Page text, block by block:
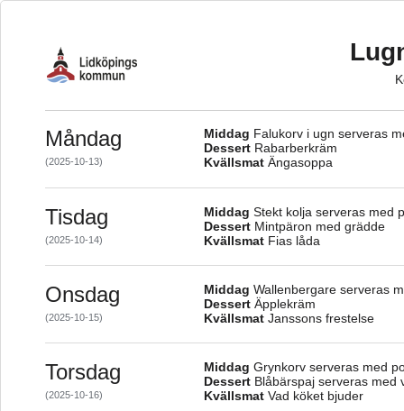
Måndag
(2025-10-13)
Middag Falukorv i ugn serveras
Dessert Rabarberkräm
Kvällsmat Ängasoppa
Tisdag
(2025-10-14)
Middag Stekt kolja serveras med
Dessert Mintpäron med grädde
Kvällsmat Fias låda
Onsdag
(2025-10-15)
Middag Wallenbergare serveras
Dessert Äpplekräm
Kvällsmat Janssons frestelse
Torsdag
(2025-10-16)
Middag Grynkorv serveras med
Dessert Blåbärspaj serveras med
Kvällsmat Vad köket bjuder